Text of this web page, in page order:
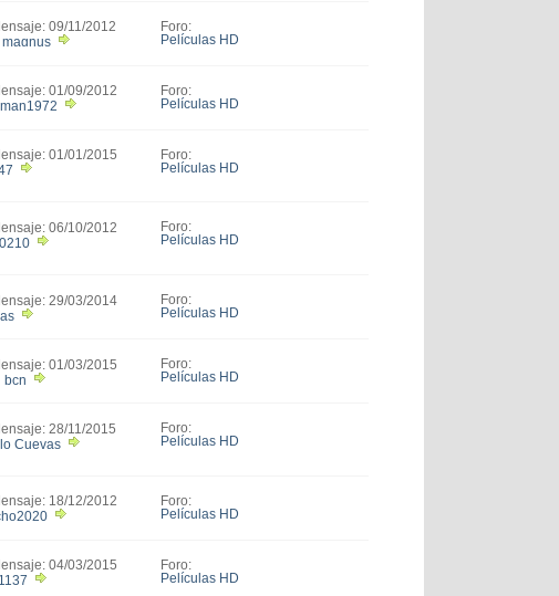
09/11/2012
Foro:
Películas HD
01/09/2012
Foro:
Películas HD
01/01/2015
Foro:
Películas HD
06/10/2012
Foro:
Películas HD
29/03/2014
Foro:
Películas HD
01/03/2015
Foro:
Películas HD
28/11/2015
Cuevas
Foro:
Películas HD
18/12/2012
Foro:
Películas HD
04/03/2015
Foro:
Películas HD